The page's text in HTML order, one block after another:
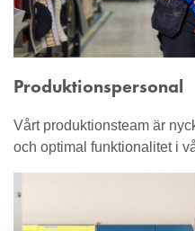
Produktionspersonal
Vårt produktionsteam är
och optimal funktionalitet i